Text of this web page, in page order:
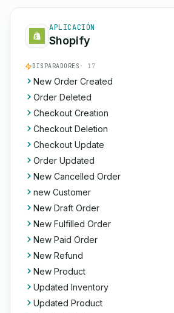
APLICACIÓN
Shopify
DISPARADORES · 17
New Order Created
Order Deleted
Checkout Creation
Checkout Deletion
Checkout Update
Order Updated
New Cancelled Order
new Customer
New Draft Order
New Fulfilled Order
New Paid Order
New Refund
New Product
Updated Inventory
Updated Product